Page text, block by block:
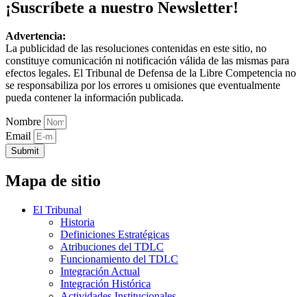
¡Suscríbete a nuestro Newsletter!
Advertencia:
La publicidad de las resoluciones contenidas en este sitio, no
constituye comunicación ni notificación válida de las mismas para
efectos legales. El Tribunal de Defensa de la Libre Competencia no
se responsabiliza por los errores u omisiones que eventualmente
pueda contener la información publicada.
Nombre
Email
Submit
Mapa de sitio
El Tribunal
Historia
Definiciones Estratégicas
Atribuciones del TDLC
Funcionamiento del TDLC
Integración Actual
Integración Histórica